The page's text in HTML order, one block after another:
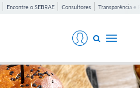
Encontre o SEBRAE Consultores Transparência e
Toggle